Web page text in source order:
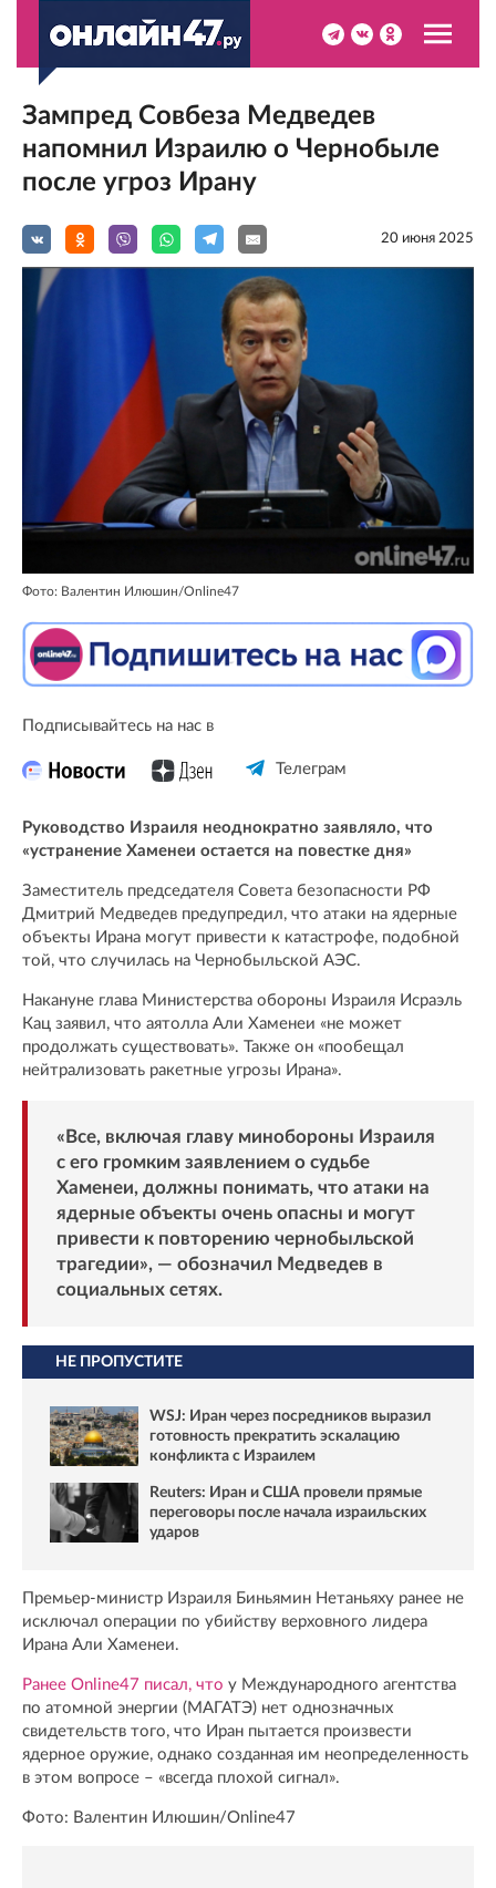
Зампред Совбеза Медведев
напомнил Израилю о Чернобыле
после угроз Ирану
20 июня 2025
Фото: Валентин Илюшин/Online47
Подписывайтесь на нас в
Телеграм
Руководство Израиля неоднократно заявляло, что
«устранение Хаменеи остается на повестке дня»
Заместитель председателя Совета безопасности РФ
Дмитрий Медведев предупредил, что атаки на ядерные
объекты Ирана могут привести к катастрофе, подобной
той, что случилась на Чернобыльской АЭС.
Накануне глава Министерства обороны Израиля Исраэль
Кац заявил, что аятолла Али Хаменеи «не может
продолжать существовать». Также он «пообещал
нейтрализовать ракетные угрозы Ирана».
«Все, включая главу минобороны Израиля
с его громким заявлением о судьбе
Хаменеи, должны понимать, что атаки на
ядерные объекты очень опасны и могут
привести к повторению чернобыльской
трагедии», — обозначил Медведев в
социальных сетях.
НЕ ПРОПУСТИТЕ
WSJ: Иран через посредников выразил
готовность прекратить эскалацию
конфликта с Израилем
Reuters: Иран и США провели прямые
переговоры после начала израильских
ударов
Премьер-министр Израиля Биньямин Нетаньяху ранее не
исключал операции по убийству верховного лидера
Ирана Али Хаменеи.
Ранее Online47 писал, что у Международного агентства
по атомной энергии (МАГАТЭ) нет однозначных
свидетельств того, что Иран пытается произвести
ядерное оружие, однако созданная им неопределенность
в этом вопросе – «всегда плохой сигнал».
Фото: Валентин Илюшин/Online47